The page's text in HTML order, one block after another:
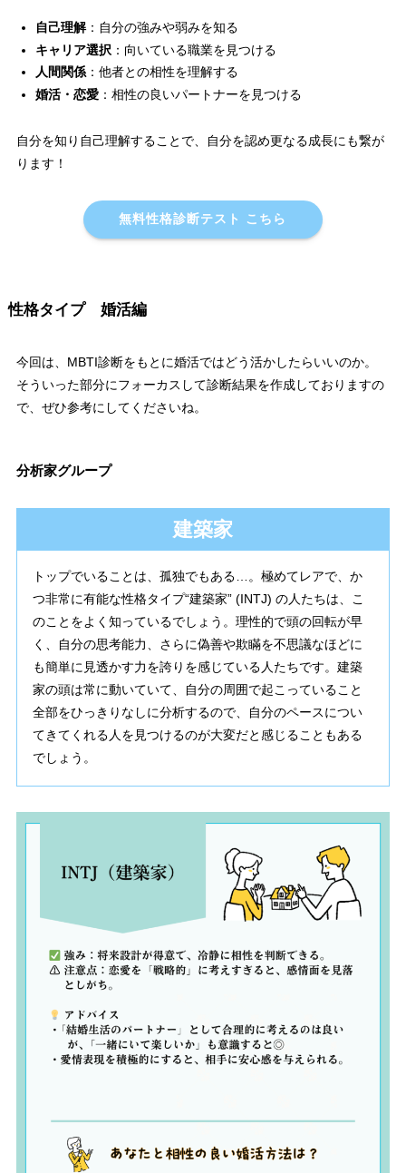
自己理解：自分の強みや弱みを知る
キャリア選択 ：向いている職業を見つける
人間関係：他者との相性を理解する
婚活・恋愛：相性の良いパートナーを見つける
自分を知り自己理解することで、自分を認め更なる成長にも繋が
ります！
無料性格診断テスト こちら
性格タイプ 婚活編
今回は、MBTI診断をもとに婚活ではどう活かしたらいいのか。
そういった部分にフォーカスして診断結果を作成しておりますの
で、ぜひ参考にしてくださいね。
分析家グループ
建築家
トップでいることは、孤独でもある…。極めてレアで、か
つ非常に有能な性格タイプ“建築家” (INTJ) の人たちは、こ
のことをよく知っているでしょう。理性的で頭の回転が早
く、自分の思考能力、さらに偽善や欺瞞を不思議なほどに
も簡単に見透かす力を誇りを感じている人たちです。建築
家の頭は常に動いていて、自分の周囲で起こっていること
全部をひっきりなしに分析するので、自分のペースについ
てきてくれる人を見つけるのが大変だと感じることもある
でしょう。